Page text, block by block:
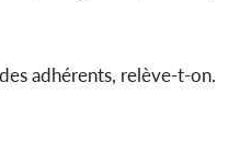
adhérents, relève-t-on.